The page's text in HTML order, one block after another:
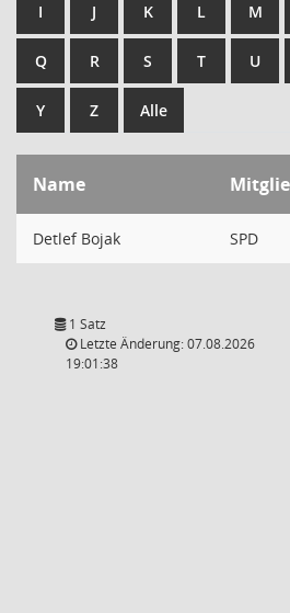
I J K L M
Q R S T U
Y Z Alle
Name
Detlef Bojak SPD
1 Satz
Letzte Änderung: 07.08.2026
19:01:38